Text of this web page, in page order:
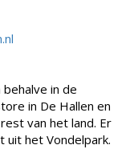
in de
in De Hallen en
van het land. Er
uit het Vondelpark.